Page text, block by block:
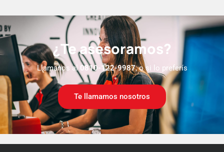
¿Te asesoramos?
Llamanos al 0810-122-9987, o si lo preferís
Te llamamos nosotros